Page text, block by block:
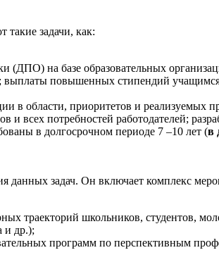
такие задачи, как:
(ДПО) на базе образовательных
выплаты повышенных стипендий
в области, приоритетов и реализуемых
всех потребностей работодателей;
в долгосрочном периоде 7 –10 лет (в
данных задач. Он включает комплекс
траекторий школьников, студентов,
и др.);
программ по перспективным